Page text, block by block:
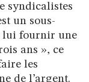
syndicalistes
un sous-
lui fournir une
ans », ce
les
de l’argent.